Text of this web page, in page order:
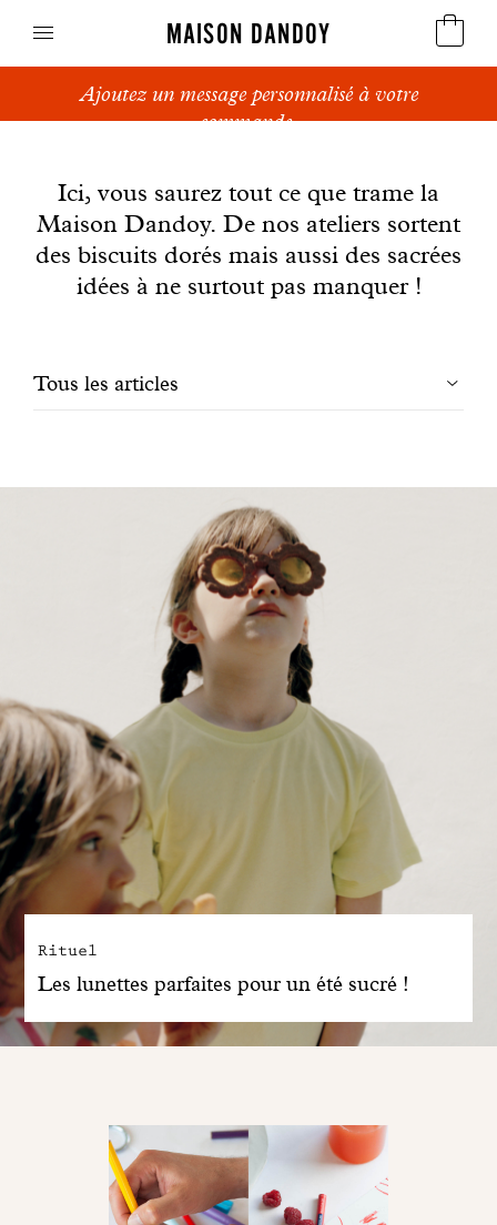
MAISON DANDOY
Speculoos
Pains sucrés
Gâteaux
Engagé avec bon sens
Manifesto
Dandoy Family
Boutiques
E-Shop
Ajoutez un message personnalisé à votre
commande.
Ici, vous saurez tout ce que trame la
Maison Dandoy. De nos ateliers sortent
des biscuits dorés mais aussi des sacrées
idées à ne surtout pas manquer !
Filtrer
Tous les articles
Rituel
Les lunettes parfaites pour un été sucré !